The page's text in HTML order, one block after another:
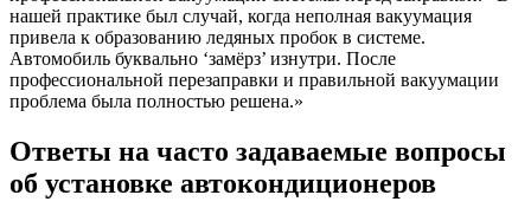
нашей практике был случай, когда неполная вакуумация
привела к образованию ледяных пробок в системе.
Автомобиль буквально ‘замёрз’ изнутри. После
профессиональной перезаправки и правильной вакуумации
проблема была полностью решена.»
Ответы на часто задаваемые вопросы
об установке автокондиционеров